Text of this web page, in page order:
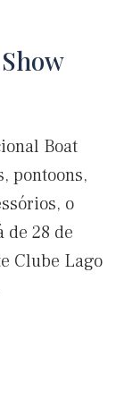
Boat
pontoons,
o
de 28 de
Clube Lago